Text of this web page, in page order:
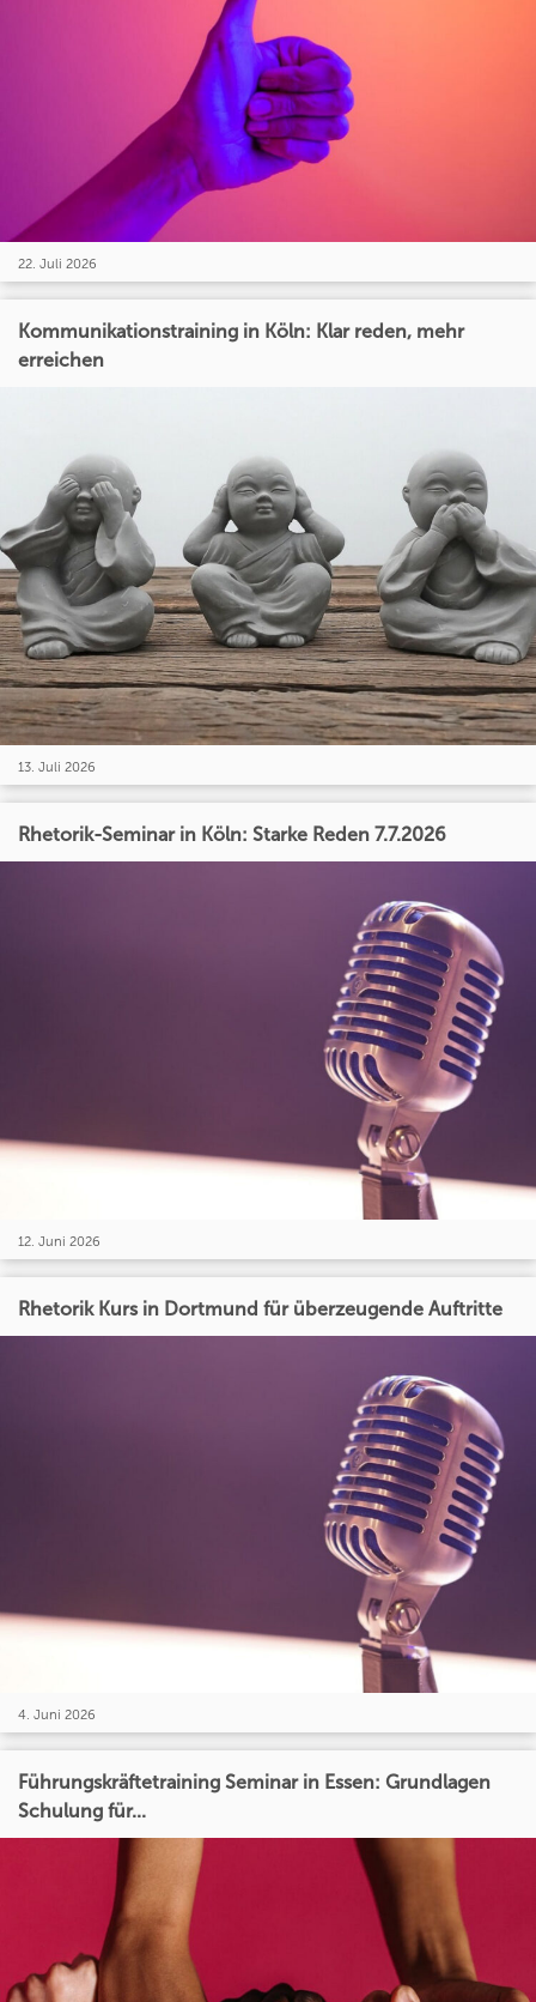
22. Juli 2026
Kommunikationstraining in Köln: Klar reden, mehr
erreichen
13. Juli 2026
Rhetorik-Seminar in Köln: Starke Reden 7.7.2026
12. Juni 2026
Rhetorik Kurs in Dortmund für überzeugende Auftritte
4. Juni 2026
Führungskräftetraining Seminar in Essen: Grundlagen
Schulung für...